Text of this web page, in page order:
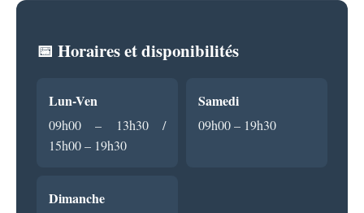
📅 Horaires et disponibilités
Lun-Ven
09h00 – 13h30 /
15h00 – 19h30
Samedi
09h00 – 19h30
Dimanche